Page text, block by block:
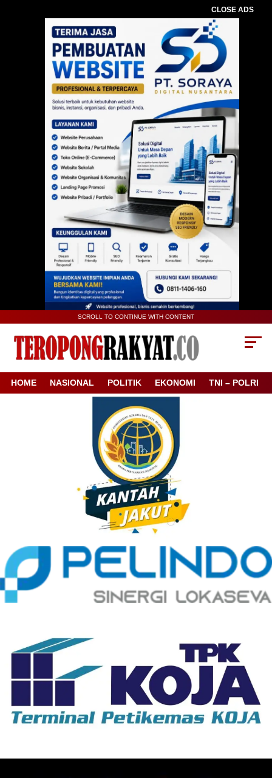
CLOSE ADS
SCROLL TO CONTINUE WITH CONTENT
HOME NASIONAL POLITIK EKONOMI TNI – POLRI